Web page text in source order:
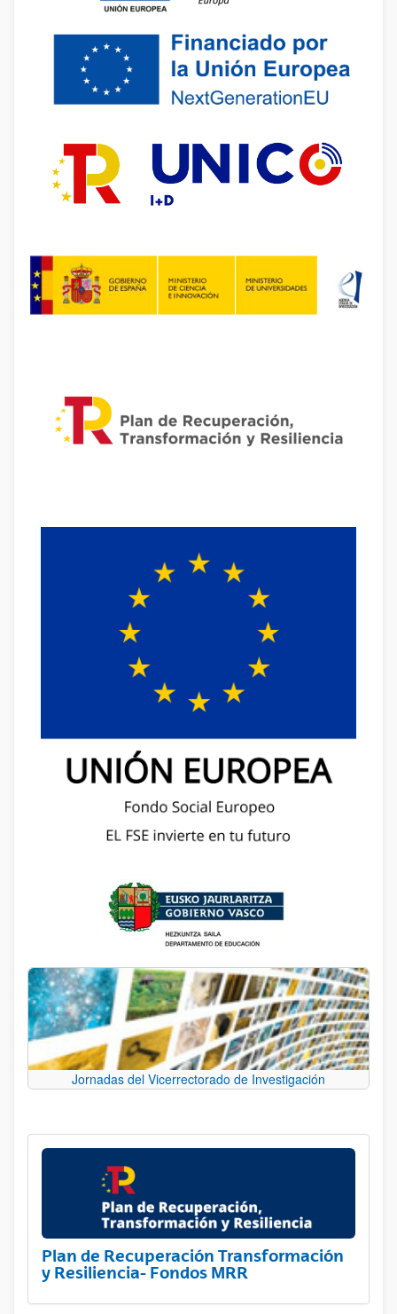
Jornadas del Vicerrectorado de Investigación
Plan de Recuperación Transformación
y Resiliencia- Fondos MRR